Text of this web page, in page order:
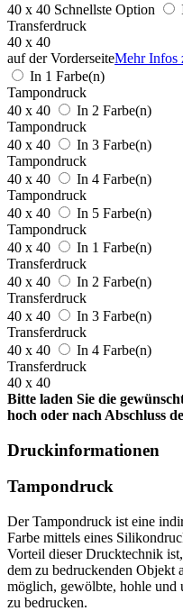
40 x 40 Schnellste Option
Transferdruck
40 x 40
auf der VorderseiteMehr Infos
In 1 Farbe(n)
Tampondruck
40 x 40
In 2 Farbe(n)
Tampondruck
40 x 40
In 3 Farbe(n)
Tampondruck
40 x 40
In 4 Farbe(n)
Tampondruck
40 x 40
In 5 Farbe(n)
Tampondruck
40 x 40
In 1 Farbe(n)
Transferdruck
40 x 40
In 2 Farbe(n)
Transferdruck
40 x 40
In 3 Farbe(n)
Transferdruck
40 x 40
In 4 Farbe(n)
Transferdruck
40 x 40
Bitte laden Sie die
hoch oder nach Abschluss
Druckinformationen
Tampondruck
Der Tampondruck ist eine
Farbe mittels eines
Vorteil dieser Drucktechnik
dem zu bedruckenden Objekt
möglich, gewölbte, hohle und
zu bedrucken.